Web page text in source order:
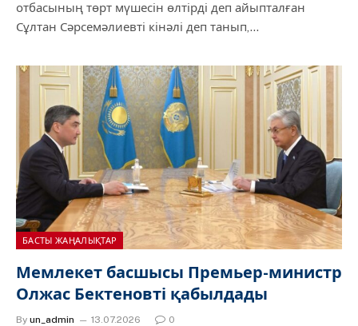
отбасының төрт мүшесін өлтірді деп айыпталған
Сұлтан Сәрсемәлиевті кінәлі деп танып,…
БАСТЫ ЖАҢАЛЫҚТАР
Мемлекет басшысы Премьер-министр
Олжас Бектеновті қабылдады
By un_admin 13.07.2026 0